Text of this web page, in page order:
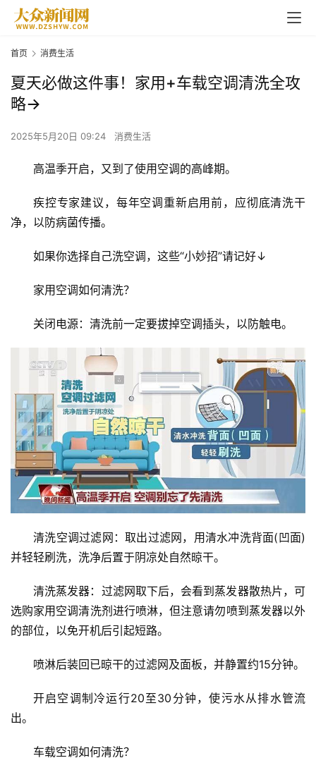
资
首页 消费生活
夏天必做这件事！家用+车载空调清洗全攻
略→
2025年5月20日 09:24 消费生活
高温季开启，又到了使用空调的高峰期。
疾控专家建议，每年空调重新启用前，应彻底清洗干
净，以防病菌传播。
如果你选择自己洗空调，这些“小妙招”请记好↓
家用空调如何清洗？
关闭电源：清洗前一定要拔掉空调插头，以防触电。
清洗空调过滤网：取出过滤网，用清水冲洗背面(凹面)
并轻轻刷洗，洗净后置于阴凉处自然晾干。
清洗蒸发器：过滤网取下后，会看到蒸发器散热片，可
选购家用空调清洗剂进行喷淋，但注意请勿喷到蒸发器以外
的部位，以免开机后引起短路。
喷淋后装回已晾干的过滤网及面板，并静置约15分钟。
开启空调制冷运行20至30分钟，使污水从排水管流
出。
车载空调如何清洗？